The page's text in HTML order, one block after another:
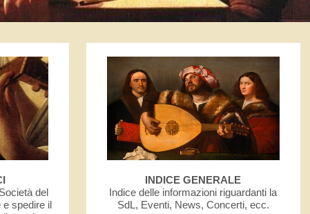
del
e spedire il
INDICE GENERALE
Indice delle informazioni riguardanti la
SdL, Eventi, News, Concerti, ecc.